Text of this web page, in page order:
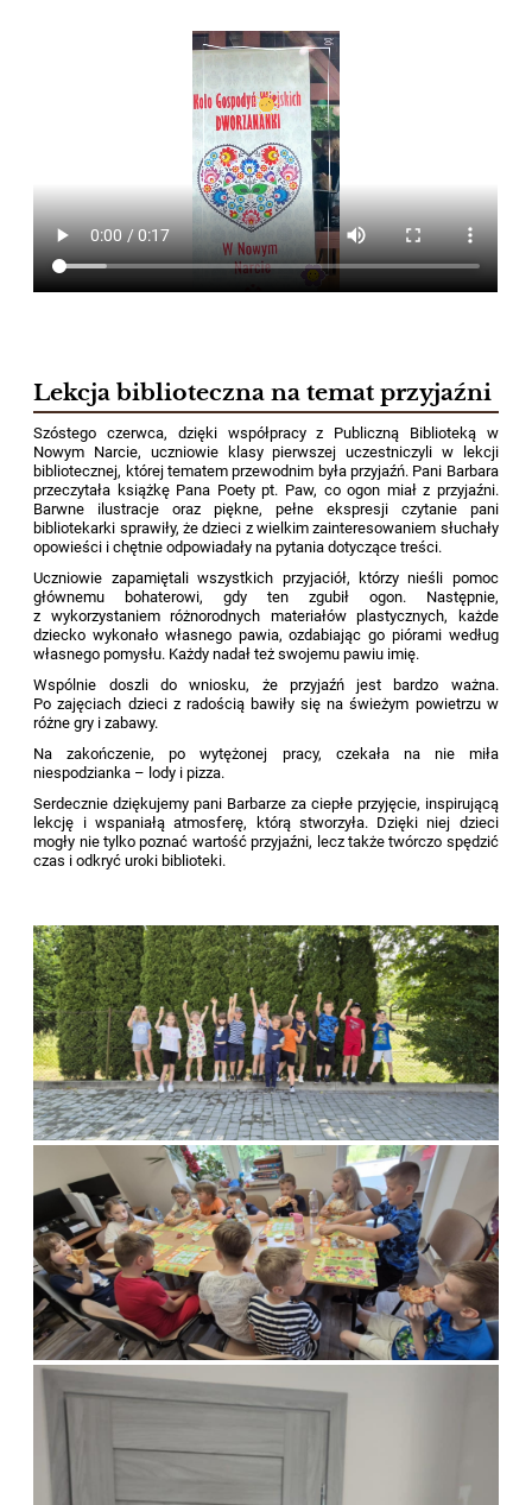
Lekcja biblioteczna na temat przyjaźni
Szóstego czerwca, dzięki współpracy z Publiczną Biblioteką w
Nowym Narcie, uczniowie klasy pierwszej uczestniczyli w lekcji
bibliotecznej, której tematem przewodnim była przyjaźń. Pani Barbara
przeczytała książkę Pana Poety pt. Paw, co ogon miał z przyjaźni.
Barwne ilustracje oraz piękne, pełne ekspresji czytanie pani
bibliotekarki sprawiły, że dzieci z wielkim zainteresowaniem słuchały
opowieści i chętnie odpowiadały na pytania dotyczące treści.
Uczniowie zapamiętali wszystkich przyjaciół, którzy nieśli pomoc
głównemu bohaterowi, gdy ten zgubił ogon. Następnie,
z wykorzystaniem różnorodnych materiałów plastycznych, każde
dziecko wykonało własnego pawia, ozdabiając go piórami według
własnego pomysłu. Każdy nadał też swojemu pawiu imię.
Wspólnie doszli do wniosku, że przyjaźń jest bardzo ważna.
Po zajęciach dzieci z radością bawiły się na świeżym powietrzu w
różne gry i zabawy.
Na zakończenie, po wytężonej pracy, czekała na nie miła
niespodzianka – lody i pizza.
Serdecznie dziękujemy pani Barbarze za ciepłe przyjęcie, inspirującą
lekcję i wspaniałą atmosferę, którą stworzyła. Dzięki niej dzieci
mogły nie tylko poznać wartość przyjaźni, lecz także twórczo spędzić
czas i odkryć uroki biblioteki.